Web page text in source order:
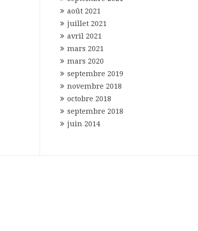
août 2021
juillet 2021
avril 2021
mars 2021
mars 2020
septembre 2019
novembre 2018
octobre 2018
septembre 2018
juin 2014